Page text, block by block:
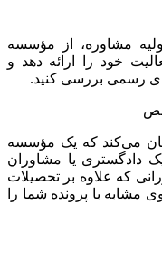
مشاوره، از مؤسسه
خود را ارائه دهد و
رسمی بررسی کنید.
می‌کند که یک مؤسسه
یک دادگستری یا مشاوران
که علاوه بر تحصیلات
مشابه با پرونده شما را